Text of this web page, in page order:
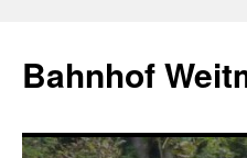
Bahnhof